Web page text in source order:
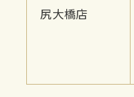
尻大橋店